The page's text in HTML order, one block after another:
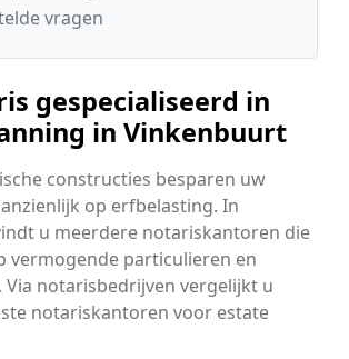
vragen
gespecialiseerd in
in Vinkenbuurt
constructies besparen uw
op erfbelasting. In
u meerdere notariskantoren die
vermogende particulieren en
Via notarisbedrijven vergelijkt u
notariskantoren voor estate